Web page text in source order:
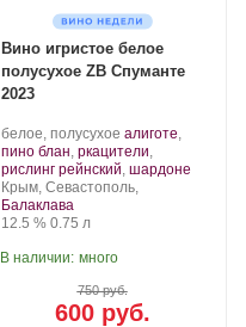
Вино игристое белое
полусухое ZB Спуманте
2023
Производитель:
Золотая
Балка.
белое, полусухое .
Сорт
винограда:
алиготе,
пино блан, ркацители,
рислинг рейнский, шардоне
Регион:
Крым, Севастополь,
Балаклава
Крепость
12.5 %. Объем
0.75 л
600 руб.
750 руб.
В наличии: много